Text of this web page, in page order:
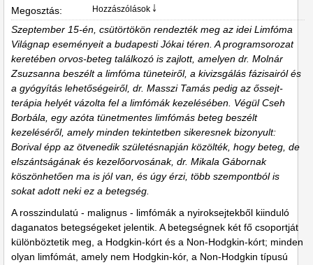
Megosztás: Hozzászólások ￬
Szeptember 15-én, csütörtökön rendezték meg az idei Limfóma
Világnap eseményeit a budapesti Jókai téren. A programsorozat
keretében orvos-beteg találkozó is zajlott, amelyen dr. Molnár
Zsuzsanna beszélt a limfóma tüneteiről, a kivizsgálás fázisairól és
a gyógyítás lehetőségeiről, dr. Masszi Tamás pedig az őssejt-
terápia helyét vázolta fel a limfómák kezelésében. Végül Cseh
Borbála, egy azóta tünetmentes limfómás beteg beszélt
kezeléséről, amely minden tekintetben sikeresnek bizonyult:
Borival épp az ötvenedik születésnapján közölték, hogy beteg, de
elszántságának és kezelőorvosának, dr. Mikala Gábornak
köszönhetően ma is jól van, és úgy érzi, több szempontból is
sokat adott neki ez a betegség.
A rosszindulatú - malignus - limfómák a nyiroksejtekből kiinduló
daganatos betegségeket jelentik. A betegségnek két fő csoportját
különböztetik meg, a Hodgkin-kórt és a Non-Hodgkin-kórt; minden
olyan limfómát, amely nem Hodgkin-kór, a Non-Hodgkin típusú